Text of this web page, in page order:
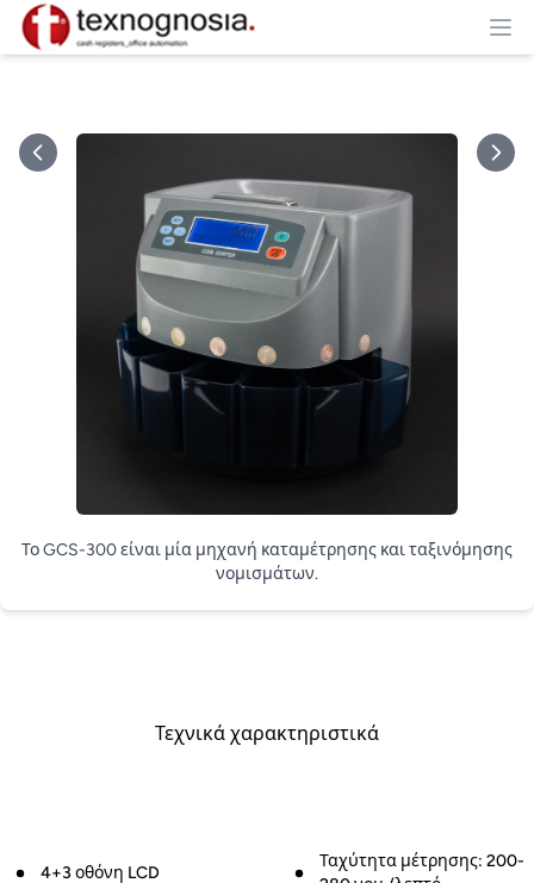
Το GCS-300 είναι μία μηχανή καταμέτρησης και ταξινόμησης
νομισμάτων.
Τεχνικά χαρακτηριστικά
4+3 οθόνη LCD
Ταχύτητα μέτρησης: 200-